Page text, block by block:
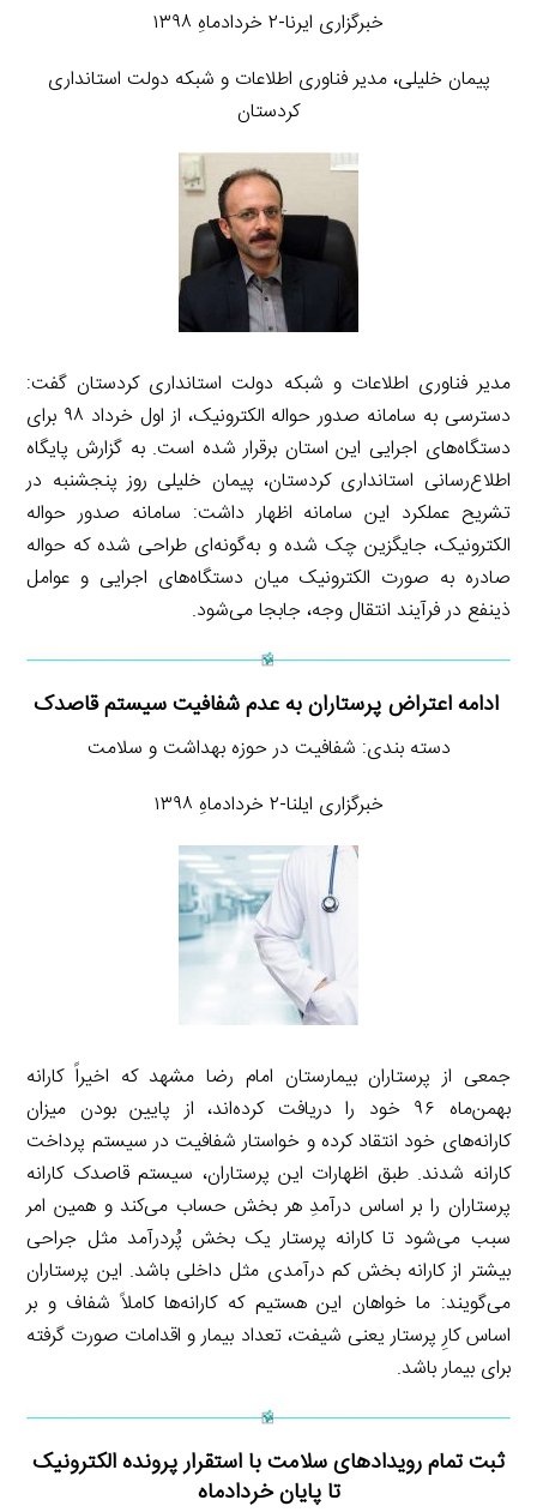
خبرگزاری ایرنا-۲ خردادماهِ ۱۳۹۸
پیمان خلیلی، مدیر فناوری اطلاعات و شبکه دولت استانداری
کردستان
مدیر فناوری اطلاعات و شبکه دولت استانداری کردستان گفت:
دسترسی به سامانه صدور حواله الکترونیک، از اول خرداد ۹۸ برای
دستگاه‌های اجرایی این استان برقرار شده است. به گزارش پایگاه
اطلاع‌رسانی استانداری کردستان، پیمان خلیلی روز پنجشنبه در
تشریح عملکرد این سامانه اظهار داشت: سامانه صدور حواله
الکترونیک، جایگزین چک شده و به‌گونه‌ای طراحی شده که حواله
صادره به صورت الکترونیک میان دستگاه‌های اجرایی و عوامل
ذینفع در فرآیند انتقال وجه، جابجا می‌شود.
ادامه اعتراض پرستاران به عدم شفافیت سیستم قاصدک
دسته بندی: شفافیت در حوزه بهداشت و سلامت
خبرگزاری ایلنا-۲ خردادماهِ ۱۳۹۸
جمعی از پرستاران بیمارستان امام رضا مشهد که اخیراً کارانه
بهمن‌ماه ۹۶ خود را دریافت کرده‌اند، از پایین بودن میزان
کارانه‌های خود انتقاد کرده و خواستار شفافیت در سیستم پرداخت
کارانه شدند. طبق اظهارات این پرستاران، سیستم قاصدک کارانه
پرستاران را بر اساس درآمدِ هر بخش حساب می‌کند و همین امر
سبب می‌شود تا کارانه پرستار یک بخش پُردرآمد مثل جراحی
بیشتر از کارانه بخش کم درآمدی مثل داخلی باشد. این پرستاران
می‌گویند: ما خواهان این هستیم که کارانه‌ها کاملاً شفاف و بر
اساس کارِ پرستار یعنی شیفت، تعداد بیمار و اقدامات صورت گرفته
برای بیمار باشد.
ثبت تمام رویدادهای سلامت با استقرار پرونده الکترونیک
تا پایان خردادماه